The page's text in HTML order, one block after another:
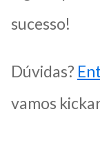
sucesso!
Dúvidas?
vamos